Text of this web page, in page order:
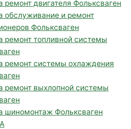
ремонт двигателя Фольксваген
обслуживание и ремонт
Фольксваген
ремонт топливной системы
ремонт системы охлаждения
ремонт выхлопной системы
шиномонтаж Фольксваген